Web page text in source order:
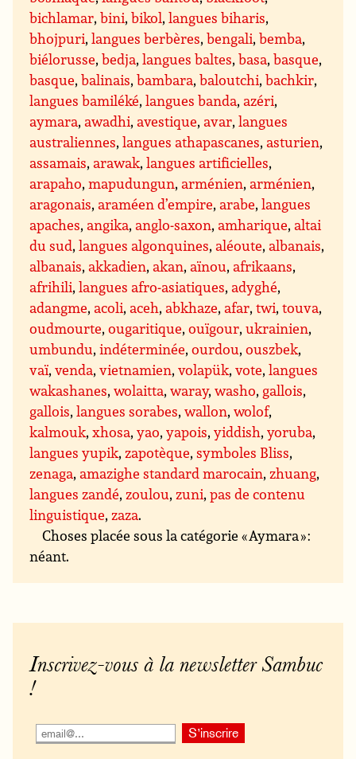
bichlamar,bini,bikol,langues biharis,
bhojpuri,langues berbères,bengali,bemba,
biélorusse,bedja,langues baltes,basa,basque,
basque,balinais,bambara,baloutchi,bachkir,
langues bamiléké,langues banda,azéri,
aymara,awadhi,avestique,avar,langues
australiennes,langues athapascanes,asturien,
assamais,arawak,langues artificielles,
arapaho,mapudungun,arménien,arménien,
aragonais,araméen d’empire,arabe,langues
apaches,angika,anglo-saxon,amharique,altai
du sud,langues algonquines,aléoute,albanais,
albanais,akkadien,akan,aïnou,afrikaans,
afrihili,langues afro-asiatiques,adyghé,
adangme,acoli,aceh,abkhaze,afar,twi,touva,
oudmourte,ougaritique,ouïgour,ukrainien,
umbundu,indéterminée,ourdou,ouszbek,
vaï,venda,vietnamien,volapük,vote,langues
wakashanes,wolaitta,waray,washo, gallois,
gallois,langues sorabes,wallon,wolof,
kalmouk,xhosa,yao,yapois,yiddish,yoruba,
langues yupik,zapotèque,symboles Bliss,
zenaga,amazighe standard marocain,zhuang,
langues zandé,zoulou,zuni,pas de contenu
linguistique,zaza.
Choses placée sous la catégorie « Aymara » :
néant.
Inscrivez-vous à la newsletter Sambuc
!